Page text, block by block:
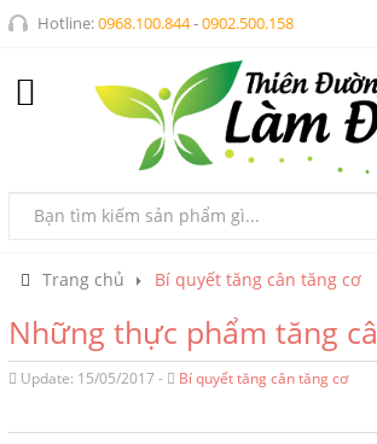
Hotline:0968.100.844-0902.500.158
Trang chủ Bí quyết tăng cân tăng cơ
Những thực phẩm tăng
Update: 15/05/2017 - Bí quyết tăng cân tăng cơ